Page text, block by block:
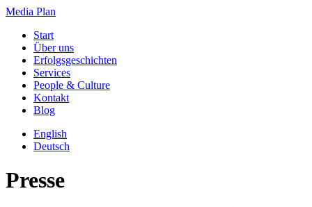
Media Plan
Start
Über uns
Erfolgsgeschichten
Services
People & Culture
Kontakt
Blog
English
Deutsch
Presse